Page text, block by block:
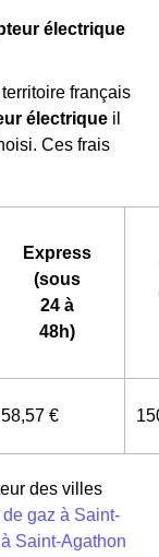
électrique
français
électrique il
Ces frais
Express
(sous
24 à
48h)
58,57 €
des villes
de gaz à Saint-
Saint-Agathon